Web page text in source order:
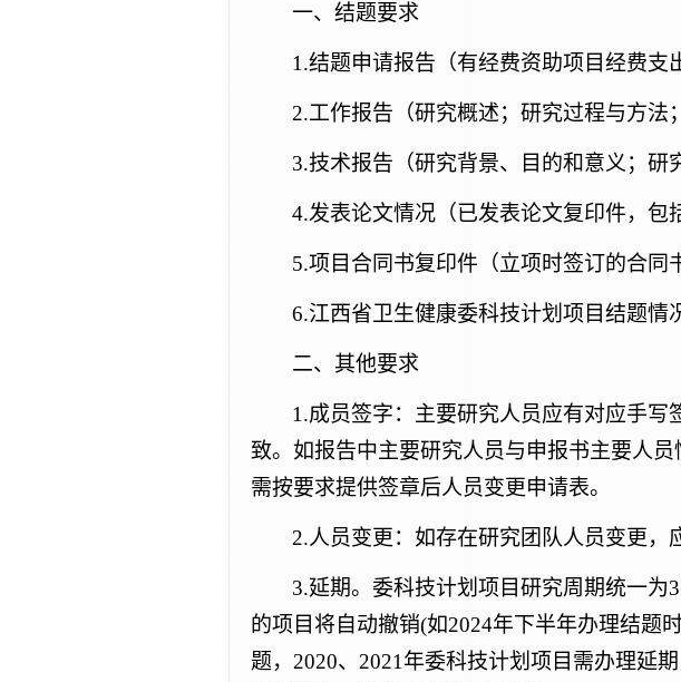
一、 结题要求
1.结题申请报告（有经费资助项目经费支
2.工作报告（研究概述；研究过程与方法
3.技术报告（研究背景、目的和意义；研
4.发表论文情况（已发表论文复印件，包
5.项目合同书复印件（立项时签订的合同
6.江西省卫生健康委科技计划项目结题情
二、其他要求
1 .成员签字： 主要研究人员应有对应手写
致。 如报告中主要研究人员与申报书主要人员
需按要求提供签章后人员变更申请表。
2.人员变更 ： 如存在研究团队人员变更，
3.延期。委科技计划项目研究周期统一为
的项目将自动撤销(如2024年下半年办理结题
题，2020、2021年委科技计划项目需办理延